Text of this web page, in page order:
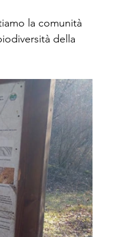
la comunità
della